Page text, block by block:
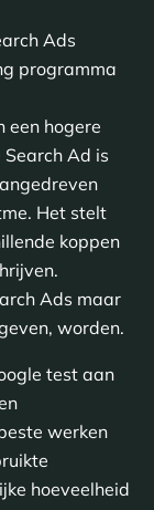
Ads
programma
een hogere
Ad is
Het stelt
koppen
Ads maar
worden.
test aan
werken
hoeveelheid